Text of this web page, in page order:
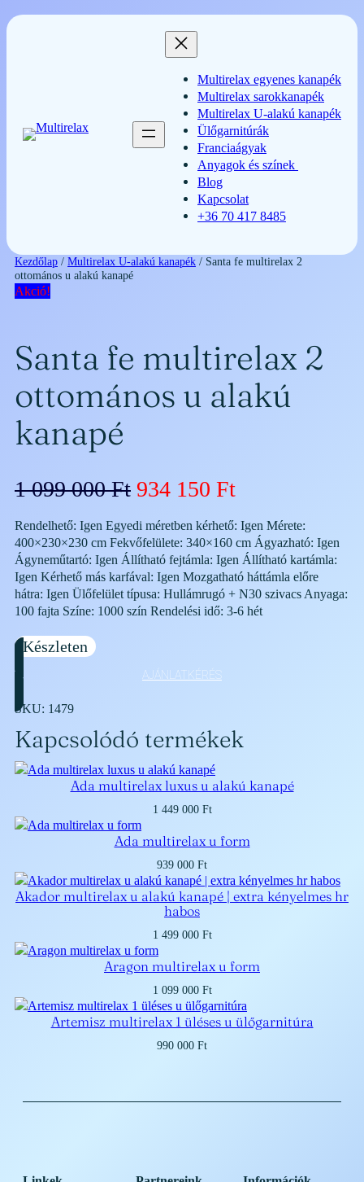
Ugrás
a
Multirelax egyenes kanapék
Multirelax sarokkanapék
Multirelax U-alakú kanapék
Ülőgarnitúrák
Franciaágyak
Anyagok és színek
Blog
Kapcsolat
+36 70 417 8485
Kezdőlap / Multirelax U-alakú kanapék / Santa fe multirelax 2
ottomános u alakú kanapé
Akció!
Santa fe multirelax 2
ottomános u alakú
kanapé
1 099 000Ft O
r
i
g
i
a
i
c
e
w
a
s
:
1
0
934 150 FtC
u
r
r
e
r
c
i
s
:
3
4
1
Rendelhető: Igen Egyedi méretben kérhető: Igen Mérete:
400×230×230 cm Fekvőfelülete: 340×160 cm Ágyazható: Igen
Ágyneműtartó: Igen Állítható fejtámla: Igen Állítható kartámla:
Igen Kérhető más karfával: Igen Mozgatható háttámla előre
hátra: Igen Ülőfelület típusa: Hullámrugó + N30 szivacs Anyaga:
100 fajta Színe: 1000 szín Rendelési idő: 3-6 hét
Készleten
AJÁNLATKÉRÉS
SKU: 1479
Kapcsolódó termékek
Ada multirelax luxus u alakú kanapé
1 449 000 Ft
Ada multirelax u form
939 000 Ft
Akador multirelax u alakú kanapé | extra kényelmes hr
habos
1 499 000 Ft
Aragon multirelax u form
1 099 000 Ft
Artemisz multirelax 1 üléses u ülőgarnitúra
990 000 Ft